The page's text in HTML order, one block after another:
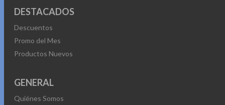
DESTACADOS
Descuentos
Promo del Mes
Productos Nuevos
GENERAL
Quiénes Somos